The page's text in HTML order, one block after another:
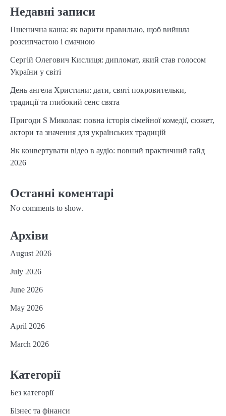
Недавні записи
Пшенична каша: як варити правильно, щоб вийшла
розсипчастою і смачною
Сергій Олегович Кислиця: дипломат, який став голосом
України у світі
День ангела Христини: дати, святі покровительки,
традиції та глибокий сенс свята
Пригоди S Миколая: повна історія сімейної комедії, сюжет,
актори та значення для українських традицій
Як конвертувати відео в аудіо: повний практичний гайд
2026
Останні коментарі
No comments to show.
Архіви
August 2026
July 2026
June 2026
May 2026
April 2026
March 2026
Категорії
Без категорії
Бізнес та фінанси